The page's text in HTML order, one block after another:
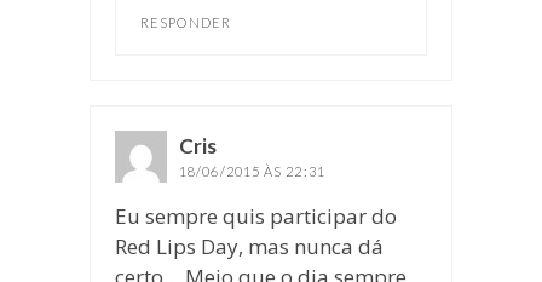
RESPONDER
Cris
18/06/2015 ÀS 22:31
Eu sempre quis participar do
Red Lips Day, mas nunca dá
certo… Meio que o dia sempre